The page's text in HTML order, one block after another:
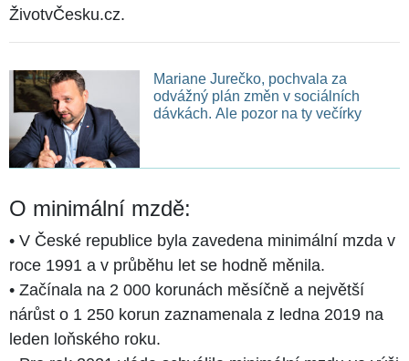
ŽivotvČesku.cz.
Mariane Jurečko, pochvala za
odvážný plán změn v sociálních
dávkách. Ale pozor na ty večírky
O minimální mzdě:
• V České republice byla zavedena minimální mzda v
roce 1991 a v průběhu let se hodně měnila.
• Začínala na 2 000 korunách měsíčně a největší
nárůst o 1 250 korun zaznamenala z ledna 2019 na
leden loňského roku.